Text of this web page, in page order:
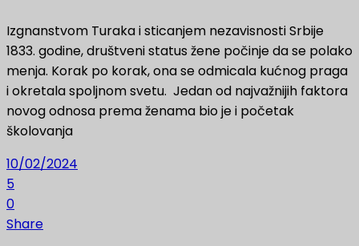
Izgnanstvom Turaka i sticanjem nezavisnosti Srbije
1833. godine, društveni status žene počinje da se polako
menja. Korak po korak, ona se odmicala kućnog praga
i okretala spoljnom svetu. Jedan od najvažnijih faktora
novog odnosa prema ženama bio je i početak
školovanja
10/02/2024
5
0
Share